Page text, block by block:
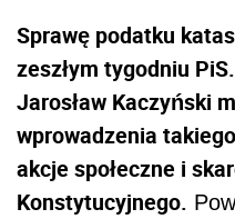
Sprawę podatku
zeszłym tygodniu
Jarosław Kaczyński
wprowadzenia
akcje społeczne i
Konstytucyjnego.